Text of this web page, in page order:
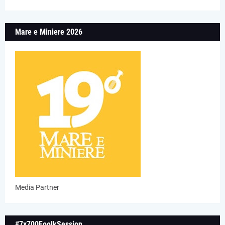
Mare e Miniere 2026
Media Partner